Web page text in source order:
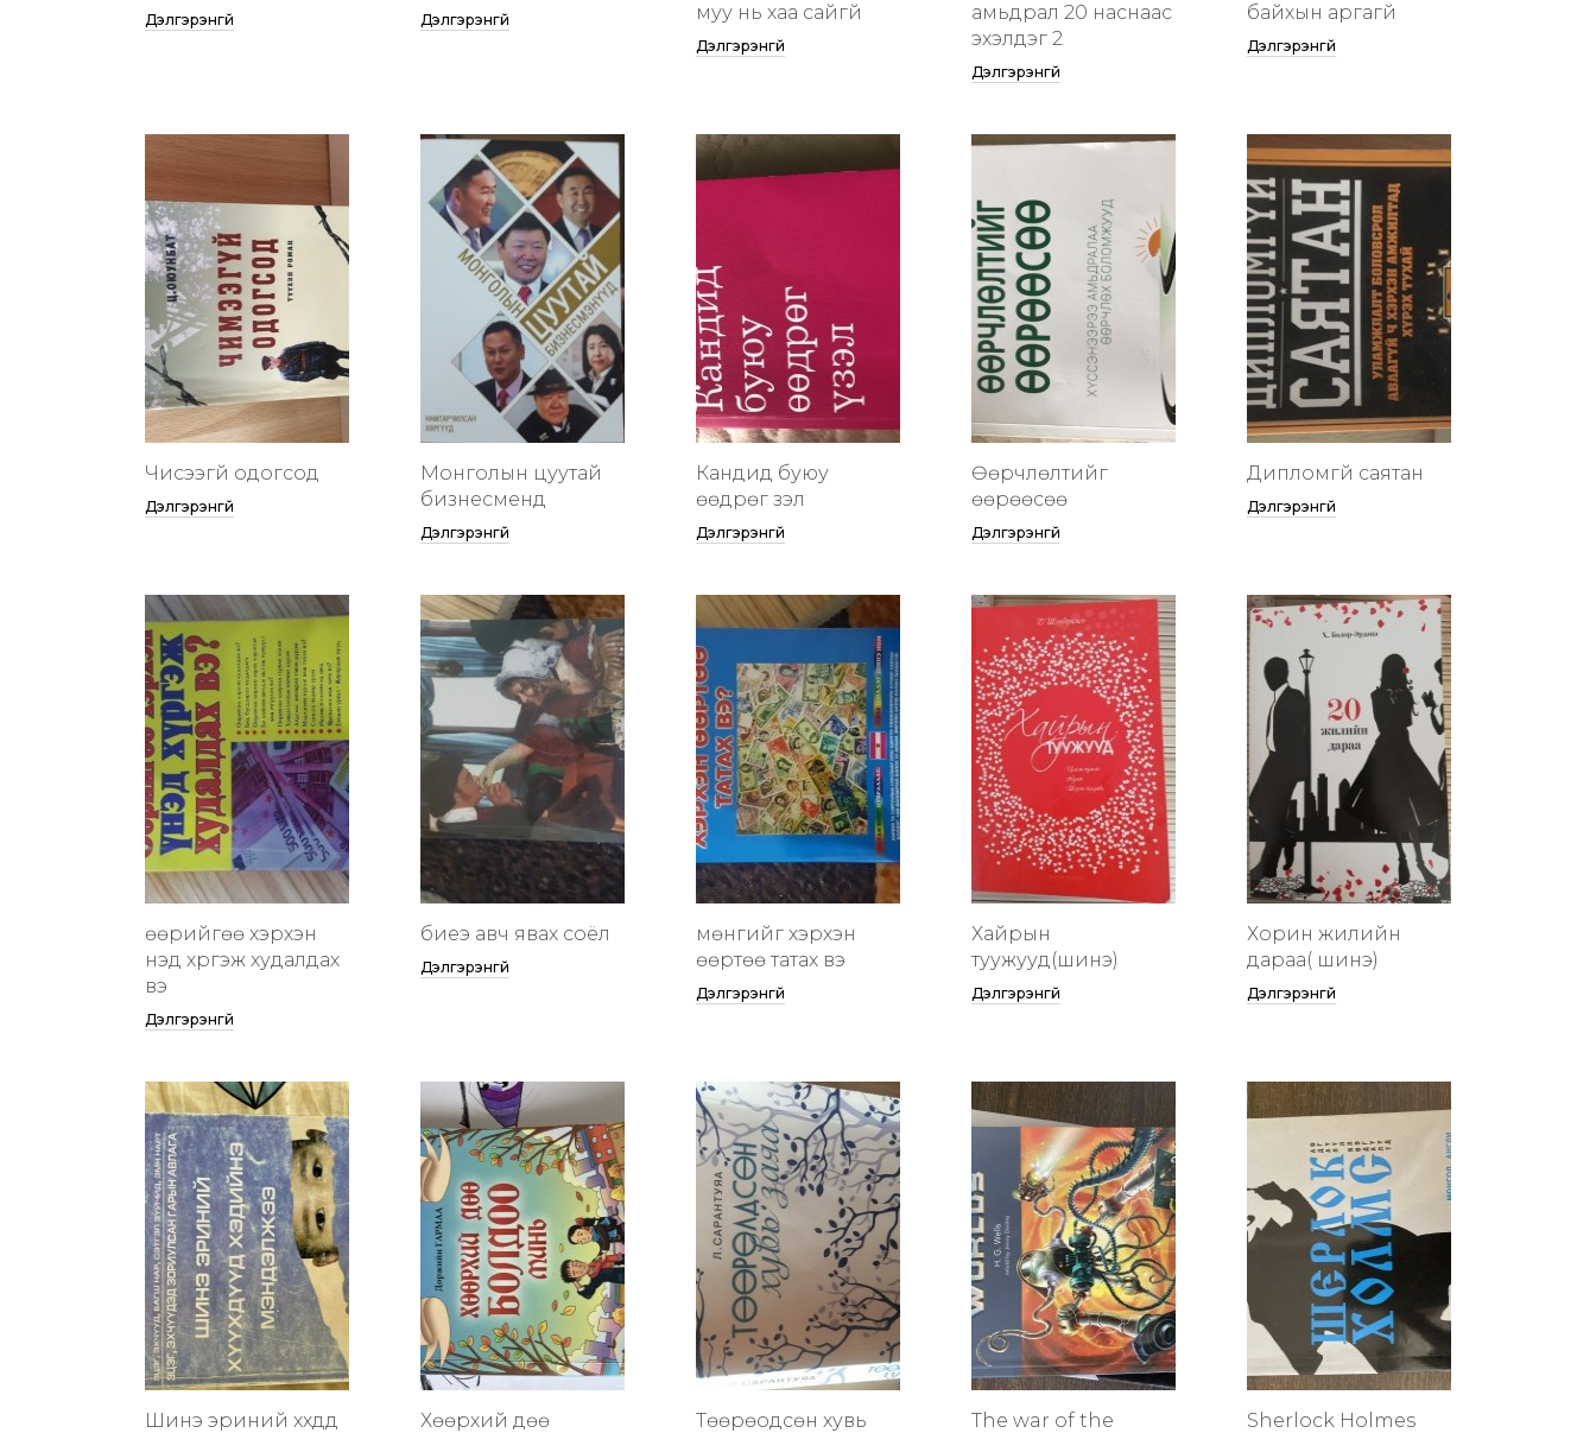
Дэлгэрэнгүй Дэлгэрэнгүй
муу нь хаа сайгүй
Дэлгэрэнгүй
амьдрал 20 наснаас
эхэлдэг 2
Дэлгэрэнгүй
байхын аргагүй
Дэлгэрэнгүй
Чисээгүй одогсод
Дэлгэрэнгүй
Монголын цуутай
бизнесменүүд
Дэлгэрэнгүй
Кандид буюу
өөдрөг үзэл
Дэлгэрэнгүй
Өөрчлөлтийг
өөрөөсөө
Дэлгэрэнгүй
Дипломгүй саятан
Дэлгэрэнгүй
өөрийгөө хэрхэн
үнэд хүргэж худалдах
вэ
Дэлгэрэнгүй
биеэ авч явах соёл
Дэлгэрэнгүй
мөнгийг хэрхэн
өөртөө татах вэ
Дэлгэрэнгүй
Хайрын
туужууд(шинэ)
Дэлгэрэнгүй
Хорин жилийн
дараа( шинэ)
Дэлгэрэнгүй
Шинэ эриний хүүхдүүд
Хөөрхий дөө
Төөрөодсөн хувь
The war of the
Sherlock Holmes